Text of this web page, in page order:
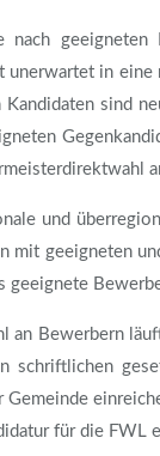
nach
in eine
sind
und
mit geeigneten
an Bewerbern
schriftlichen
für die FWL